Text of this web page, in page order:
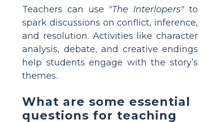
Teachers can use "The Interlopers" to
spark discussions on conflict, inference,
and resolution. Activities like character
analysis, debate, and creative endings
help students engage with the story’s
themes.
What are some essential
questions for teaching